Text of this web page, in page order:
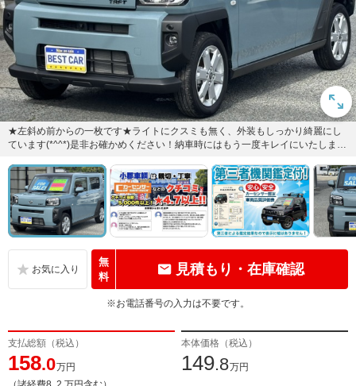
★左斜め前からの一枚です★ライトにクスミも無く、外装もしっかり綺麗にし
ています(*^^*)是非お確かめください！納車時にはもう一度キレイにいたしま
無
料
見積もり・在庫確認
※お電話番号の入力は不要です。
支払総額（税込）
158.0万円
本体価格（税込）
149.8万円